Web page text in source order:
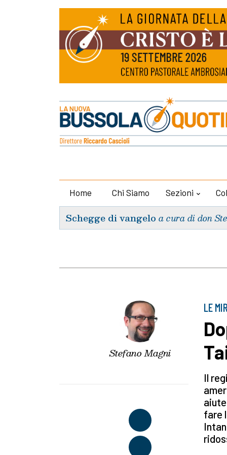
Home Chi Siamo Sezioni
Schegge di vangelo a cura di don
Stefano Magni
LE
Il
fare